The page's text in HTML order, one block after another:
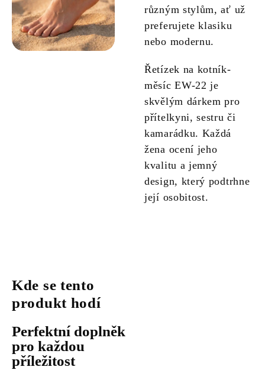
různým stylům, ať už
preferujete klasiku
nebo modernu.
Řetízek na kotník-
měsíc EW-22 je
skvělým dárkem pro
přítelkyni, sestru či
kamarádku. Každá
žena ocení jeho
kvalitu a jemný
design, který podtrhne
její osobitost.
Kde se tento
produkt hodí
Perfektní doplněk
pro každou
příležitost